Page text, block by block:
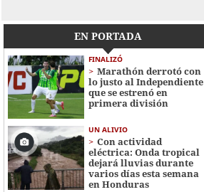
EN PORTADA
FINALIZÓ
Marathón derrotó con
lo justo al Independiente
que se estrenó en
primera división
UN ALIVIO
Con actividad
eléctrica: Onda tropical
dejará lluvias durante
varios días esta semana
en Honduras